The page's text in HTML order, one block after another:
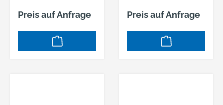
Preis auf Anfrage Preis auf Anfrage